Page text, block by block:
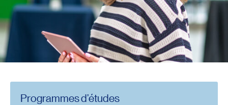
Programmes d’études